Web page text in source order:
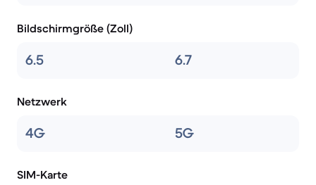
Bildschirmgröße (Zoll)
6.5 6.7
Netzwerk
4G 5G
SIM-Karte